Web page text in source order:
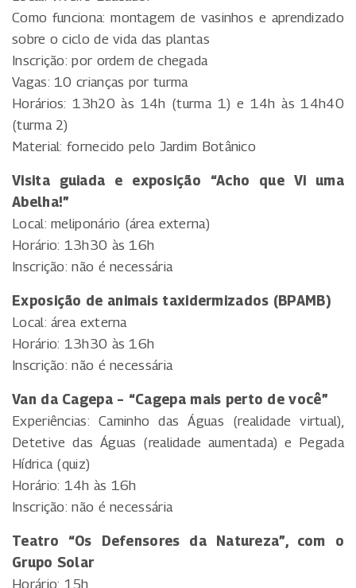
Como funciona: montagem de vasinhos e aprendizado
sobre o ciclo de vida das plantas
Inscrição: por ordem de chegada
Vagas: 10 crianças por turma
Horários: 13h20 às 14h (turma 1) e 14h às 14h40
(turma 2)
Material: fornecido pelo Jardim Botânico
Visita guiada e exposição “Acho que Vi uma
Abelha!”
Local: meliponário (área externa)
Horário: 13h30 às 16h
Inscrição: não é necessária
Exposição de animais taxidermizados (BPAMB)
Local: área externa
Horário: 13h30 às 16h
Inscrição: não é necessária
Van da Cagepa – “Cagepa mais perto de você”
Experiências: Caminho das Águas (realidade virtual),
Detetive das Águas (realidade aumentada) e Pegada
Hídrica (quiz)
Horário: 14h às 16h
Inscrição: não é necessária
Teatro “Os Defensores da Natureza”, com o
Grupo Solar
Horário: 15h